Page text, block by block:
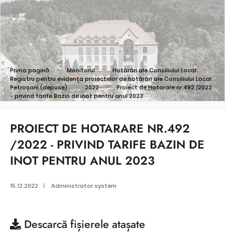
Prima pagină Monitorul
Hotărâri ale Consiliului Local
Registru pentru evidența proiectelor de hotărâri ale Consiliului Local
Petroșani (depuse)
2022
Proiect de Hotarare nr.492 /2022
- privind tarife Bazin de inot pentru anul 2023
PROIECT DE HOTARARE NR.492
/2022 - PRIVIND TARIFE BAZIN DE
INOT PENTRU ANUL 2023
15.12.2022 | Administrator system
Descarcă fișierele atașate